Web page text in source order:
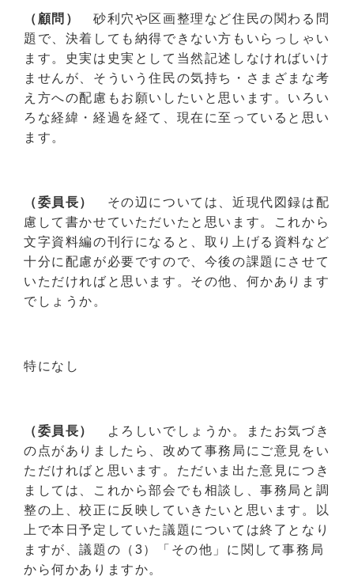
（顧問） 砂利穴や区画整理など住民の関わる問
題で、決着しても納得できない方もいらっしゃい
ます。史実は史実として当然記述しなければいけ
ませんが、そういう住民の気持ち・さまざまな考
え方への配慮もお願いしたいと思います。いろい
ろな経緯・経過を経て、現在に至っていると思い
ます。
（委員長） その辺については、近現代図録は配
慮して書かせていただいたと思います。これから
文字資料編の刊行になると、取り上げる資料など
十分に配慮が必要ですので、今後の課題にさせて
いただければと思います。その他、何かあります
でしょうか。
特になし
（委員長）
よろしいでしょうか。またお気づき
の点がありましたら、改めて事務局にご意見をい
ただければと思います。ただいま出た意見につき
ましては、これから部会でも相談し、事務局と調
整の上、校正に反映していきたいと思います。以
上で本日予定していた議題については終了となり
ますが、議題の（3）「その他」に関して事務局
から何かありますか。